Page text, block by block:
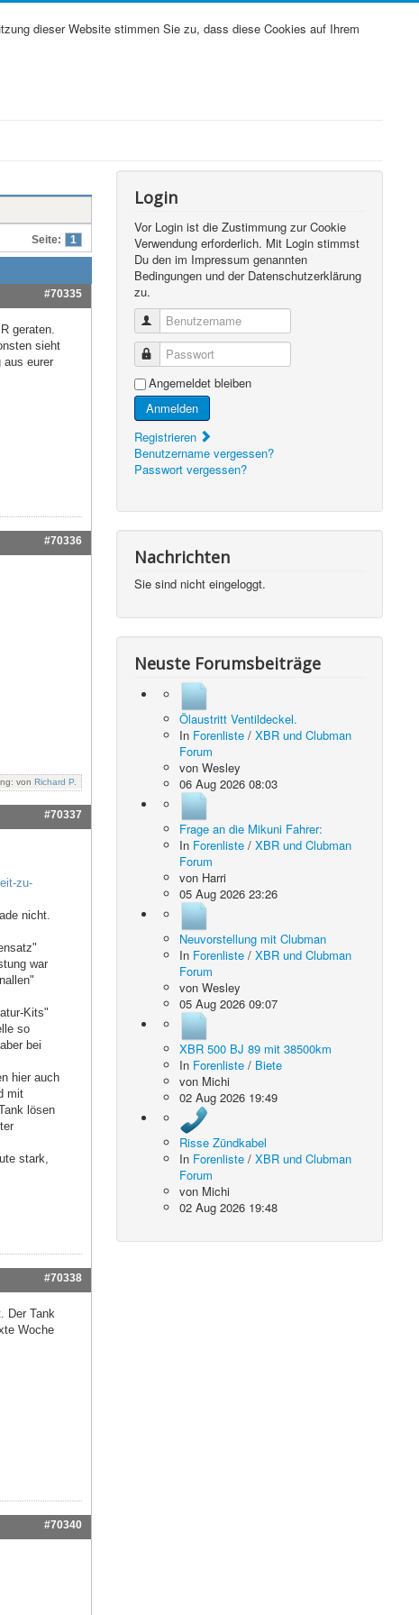
dieser Website stimmen Sie zu, dass diese Cookies auf Ihrem
Seite: 1
#70335
geraten.
sieht
aus eurer
#70336
von Richard P
#70337
zu-
nicht.
war
Kits"
so
bei
hier auch
mit
lösen
stark,
#70338
Der Tank
Woche
#70340
Login
Vor Login ist die Zustimmung zur Cookie
Verwendung erforderlich. Mit Login stimmst
Du den im Impressum genannten
Bedingungen und der Datenschutzerklärung
zu.
Benutzername
Passwort
Angemeldet bleiben
Anmelden
Registrieren
Benutzername vergessen?
Passwort vergessen?
Nachrichten
Sie sind nicht eingeloggt.
Neuste Forumsbeiträge
Ölaustritt Ventildeckel.
In Forenliste /XBR und Clubman
Forum
vonWesley
06 Aug 2026 08:03
Frage an die Mikuni Fahrer:
In Forenliste /XBR und Clubman
Forum
von Harri
05 Aug 2026 23:26
Neuvorstellung mit Clubman
In Forenliste /XBR und Clubman
Forum
vonWesley
05 Aug 2026 09:07
XBR 500 BJ 89 mit 38500km
In Forenliste / Biete
von Michi
02 Aug 2026 19:49
Risse Zündkabel
In Forenliste /XBR und Clubman
Forum
von Michi
02 Aug 2026 19:48